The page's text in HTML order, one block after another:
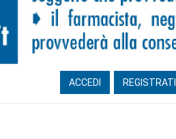
ACCEDI REGISTRATI